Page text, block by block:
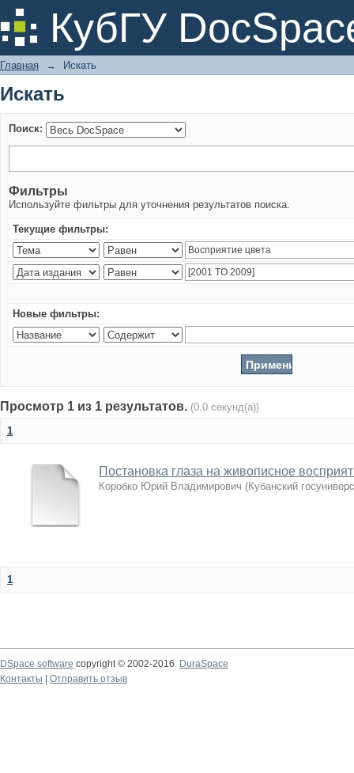
КубГУ
Искать
Главная → Искать
Искать
Поиск:
Фильтры
Используйте фильтры для уточнения результатов поиска.
Текущие фильтры:
Новые фильтры:
Просмотр 1 из 1 результатов. (0.0 секунд(а))
1
Постановка глаза на живописное
Коробко Юрий Владимирович (Кубанский
1
DSpace software copyright © 2002-2016
DuraSpace
Контакты
Отправить отзыв